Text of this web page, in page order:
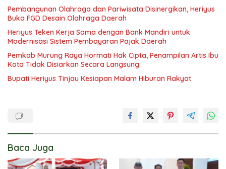
Pembangunan Olahraga dan Pariwisata Disinergikan, Heriyus
Buka FGD Desain Olahraga Daerah
Heriyus Teken Kerja Sama dengan Bank Mandiri untuk
Modernisasi Sistem Pembayaran Pajak Daerah
Pemkab Murung Raya Hormati Hak Cipta, Penampilan Artis Ibu
Kota Tidak Disiarkan Secara Langsung
Bupati Heriyus Tinjau Kesiapan Malam Hiburan Rakyat
Baca Juga